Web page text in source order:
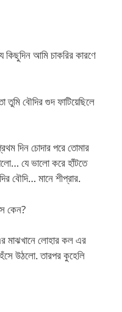
আমি চাকরির কারণে
বৌদির গুদ ফাটিয়েছিলে
দিন চোদার পরে তোমার
যে ভালো করে হাঁটতে
বৌদি… মানে শীপ্রার.
কেন?
মাঝখানে লোহার কল এর
উঠলো. তারপর কুহেলি